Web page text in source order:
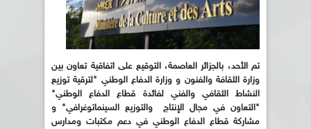
تم الأحد، بالجزائر العاصمة، التوقيع على اتفاقية تعاون بين
وزارة الثقافة والفنون و وزارة الدفاع الوطني "لترقية توزيع
النشاط الثقافي والفني لفائدة قطاع الدفاع الوطني"
"التعاون في مجال الإنتاج والتوزيع السينماتوغرافي" و
مشاركة قطاع الدفاع الوطني في دعم مكتبات ومدارس